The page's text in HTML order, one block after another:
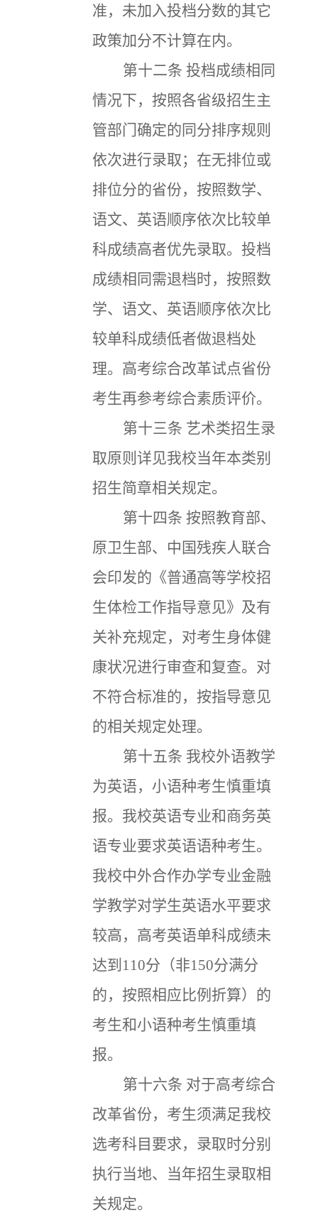
准，未加入投档分数的其它
政策加分不计算在内。
第十二条 投档成绩相同
情况下，按照各省级招生主
管部门确定的同分排序规则
依次进行录取；在无排位或
排位分的省份，按照数学、
语文、英语顺序依次比较单
科成绩高者优先录取。投档
成绩相同需退档时，按照数
学、语文、英语顺序依次比
较单科成绩低者做退档处
理。高考综合改革试点省份
考生再参考综合素质评价。
第十三条 艺术类招生录
取原则详见我校当年本类别
招生简章相关规定。
第十四条 按照教育部、
原卫生部、中国残疾人联合
会印发的《普通高等学校招
生体检工作指导意见》及有
关补充规定，对考生身体健
康状况进行审查和复查。对
不符合标准的，按指导意见
的相关规定处理。
第十五条 我校外语教学
为英语，小语种考生慎重填
报。我校英语专业和商务英
语专业要求英语语种考生。
我校中外合作办学专业金融
学教学对学生英语水平要求
较高，高考英语单科成绩未
达到110分（非150分满分
的，按照相应比例折算）的
考生和小语种考生慎重填
报。
第十六条 对于高考综合
改革省份，考生须满足我校
选考科目要求，录取时分别
执行当地、当年招生录取相
关规定。